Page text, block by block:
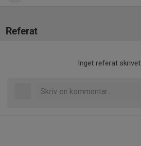
Referat
Inget referat skrivet